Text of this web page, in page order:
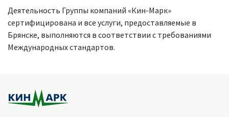
Деятельность Группы компаний «Кин-Марк»
сертифицирована и все услуги, предоставляемые в
Брянске, выполняются в соответствии с требованиями
Международных стандартов.